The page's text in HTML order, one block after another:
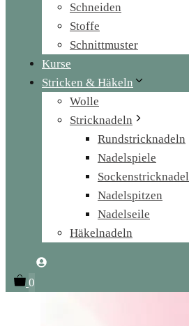
Schneiden
Stoffe
Schnittmuster
Kurse
Stricken & Häkeln
Wolle
Stricknadeln
Rundstricknadeln
Nadelspiele
Nadelspitzen
Nadelseile
Häkelnadeln
0